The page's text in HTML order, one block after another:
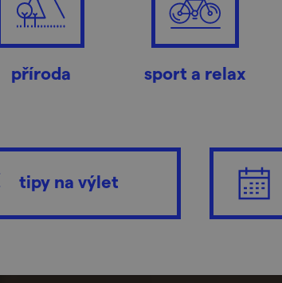
příroda sport a relax
tipy na výlet